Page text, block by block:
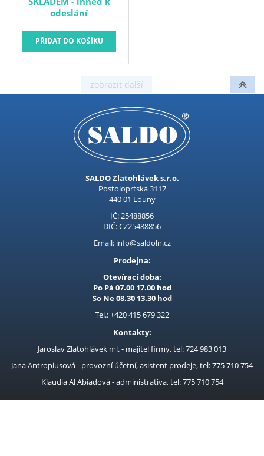
odeslání
SALDO Zlatohlávek s.r.o.
Postoloprtská 3117
440 01 Louny
IČ: 25488856
DIČ: CZ25488856
Email: info@saldoln.cz
Prodejna:
Otevírací doba:
Po Pá 07.00 17.00 hod
So Ne 08.30 13.30 hod
Tel.: +420 415 679 322
Kontakty:
Jaroslav Zlatohlávek ml. - majitel firmy, tel: 724 983 013
Jana Antropiusová - provozní účetní, asistent prodeje, tel: 775 710 754
Klaudia Al Abiadová - administrativa, tel: 775 710 754